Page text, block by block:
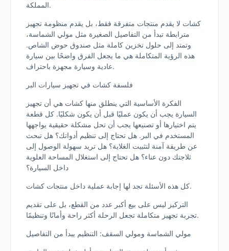
المملكة.
كشات لا يقدم منتجات متفرقة فقط، بل يقدم منظومة تجهيز
مترابطة تبدأ من التفاصيل الصغيرة مثل مولي الشماسة،
وتمتد إلى حلول تخزين كاملة مثل صندوق حوض الشاص.
هذه الرؤية المتكاملة هي ما يجعل الفرق واضحًا بين سيارة
عادية وسيارة مجهزة باحتراف.
فلسفة كشات في تجهيز سيارات البر
الفكرة الأساسية التي ينطلق منها كشات هي أن تجهيز
السيارة يجب أن يكون عمليًا قبل أن يكون شكليًا. كل قطعة
يتم اختيارها أو تصنيعها يجب أن تحل مشكلة حقيقية يواجهها
المستخدم في البر. هل تحتاج إلى تنظيم أدواتك؟ هل تبحث
عن طريقة آمنة لتثبيت الغلاية؟ هل تريد سهولة الوصول إلى
ثلاجتك دون عناء؟ هل تحتاج إلى استغلال المساحة العلوية
داخل السيارة؟
كل هذه الأسئلة تجد لها إجابة عملية داخل منتجات كشات.
التركيز ليس على بيع أكبر عدد من القطع، بل على تقديم
تجربة تجهيز متكاملة تجعل الرحلة أكثر راحة وأمانًا وتنظيمًا.
مولي الشماسة ومولي السقف: التنظيم يبدأ من التفاصيل